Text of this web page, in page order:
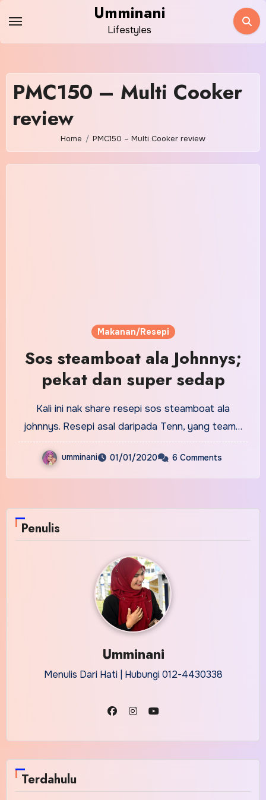
content
Umminani
Lifestyles
PMC150 – Multi Cooker
review
Home PMC150 – Multi Cooker review
Makanan/Resepi
Sos steamboat ala Johnnys;
pekat dan super sedap
Kali ini nak share resepi sos steamboat ala
johnnys. Resepi asal daripada Tenn, yang team…
umminani 01/01/2020 6 Comments
Penulis
Umminani
Menulis Dari Hati | Hubungi 012-4430338
Terdahulu